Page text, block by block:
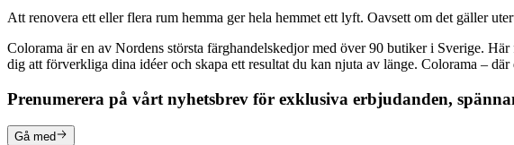
Att renovera ett eller flera rum hemma ger hela hemmet ett lyft. Oavsett om det gäller
Colorama är en av Nordens största färghandelskedjor med över 90 butiker i Sverige.
dig att förverkliga dina idéer och skapa ett resultat du kan njuta av länge. Colorama –
Prenumerera på vårt nyhetsbrev för exklusiva erbjudanden,
Gå med